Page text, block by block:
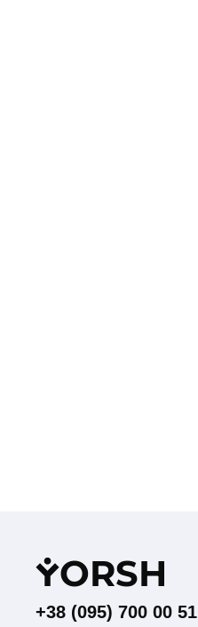
YORSH
+38 (095) 700 00 51